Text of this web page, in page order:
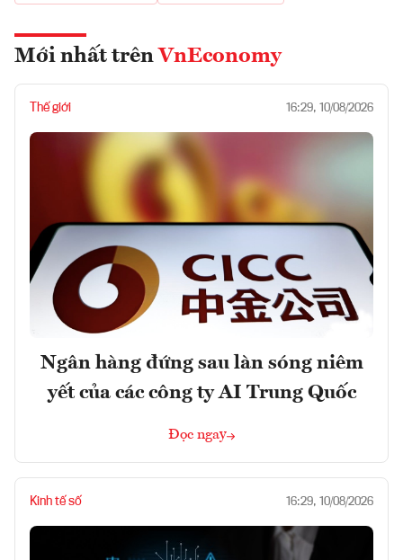
Mới nhất trên VnEconomy
Thế giới 16:29, 10/08/2026
Ngân hàng đứng sau làn sóng niêm
yết của các công ty AI Trung Quốc
Đọc ngay
Kinh tế số 16:29, 10/08/2026